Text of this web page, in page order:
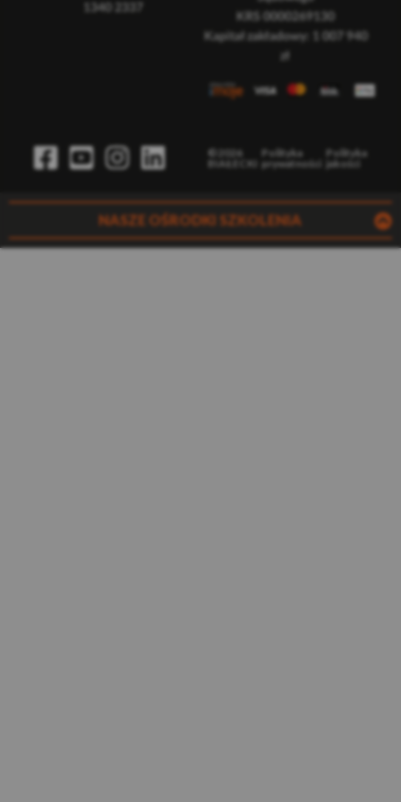
1340 2337
KRS 0000269130
Kapitał zakładowy: 1 007 940
©2026
BIAŁECKI
Polityka
prywatności
Polityka
jakości
NASZE OŚRODKI SZKOLENIA